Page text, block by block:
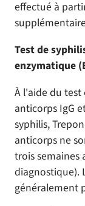
effectué à
Test de
enzymatique
À l'aide du test
anticorps IgG
syphilis,
anticorps ne
trois semaines
diagnostique).
généralement